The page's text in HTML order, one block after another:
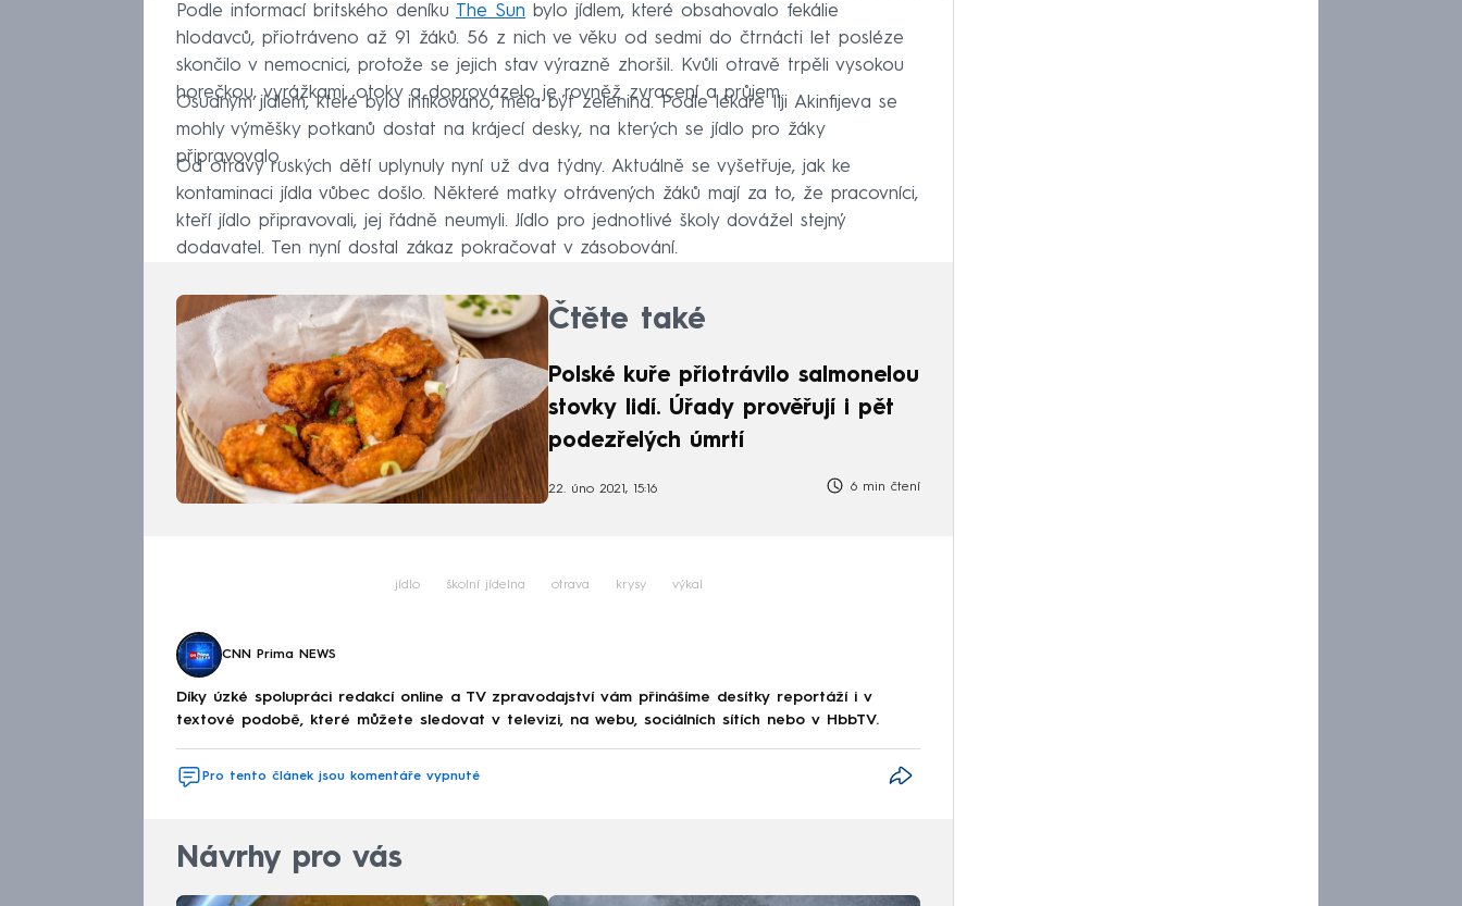
Podle informací britského deníku The Sun bylo jídlem, které obsahovalo fekálie
hlodavců, přiotráveno až 91 žáků. 56 z nich ve věku od sedmi do čtrnácti let posléze
skončilo v nemocnici, protože se jejich stav výrazně zhoršil. Kvůli otravě trpěli vysokou
horečkou, vyrážkami, otoky a doprovázelo je rovněž zvracení a průjem.
Osudným jídlem, které bylo infikováno, měla být zelenina. Podle lékaře Ilji Akinfijeva se
mohly výměšky potkanů dostat na krájecí desky, na kterých se jídlo pro žáky
připravovalo.
Od otravy ruských dětí uplynuly nyní už dva týdny. Aktuálně se vyšetřuje, jak ke
kontaminaci jídla vůbec došlo. Některé matky otrávených žáků mají za to, že pracovníci,
kteří jídlo připravovali, jej řádně neumyli. Jídlo pro jednotlivé školy dovážel stejný
dodavatel. Ten nyní dostal zákaz pokračovat v zásobování.
Čtěte také
Polské kuře přiotrávilo salmonelou
stovky lidí. Úřady prověřují i pět
podezřelých úmrtí
22. úno 2021, 15:16 6 min čtení
jídlo školní jídelna otrava krysy výkal
CNN Prima NEWS
Díky úzké spolupráci redakcí online a TV zpravodajství vám přinášíme desítky reportáží i v
textové podobě, které můžete sledovat v televizi, na webu, sociálních sítích nebo v HbbTV.
Pro tento článek jsou komentáře vypnuté
Návrhy pro vás